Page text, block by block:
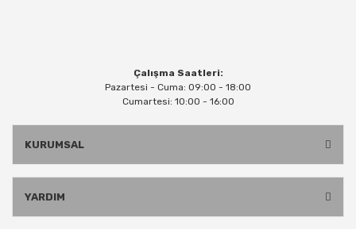
Çalışma Saatleri:
Pazartesi - Cuma: 09:00 - 18:00
Cumartesi: 10:00 - 16:00
KURUMSAL
YARDIM